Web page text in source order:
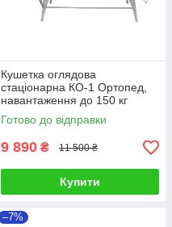
Кушетка оглядова
стаціонарна КО-1 Ортопед,
навантаження до 150 кг
Готово до відправки
9 890 ₴ 11 500 ₴
Купити
–7%